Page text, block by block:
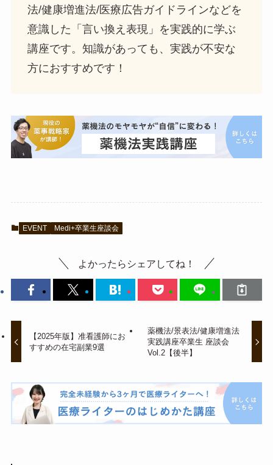
法/健康増進法/医療広告ガイドラインなどを
意識した「言い換え表現」を実践的に学ぶ
講座です。知識があっても、実践が不安な
方におすすめです！
EVENT Medi+卒業生座談会
よかったらシェアしてね！
【2025年版】准看護師にお
すすめの在宅副業9選
薬機法/景表法/健康増進法
実践講座卒業生 座談会
Vol.2【後半】